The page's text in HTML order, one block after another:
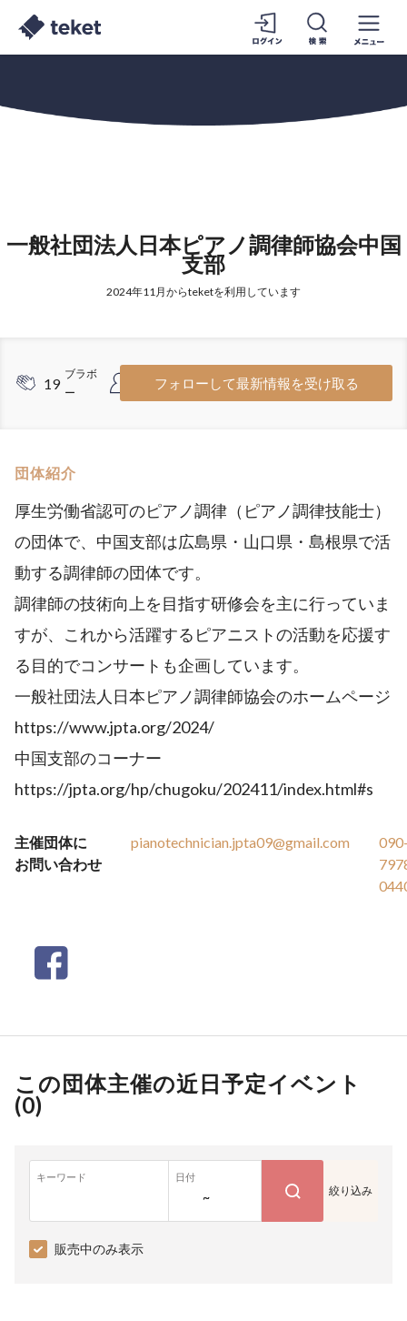
一般社団法人日本ピアノ調律師協会中国
支部
2024年11月からteketを利用しています
19
ブラボ
ー
ー
フォローして最新情報を受け取る
団体紹介
厚生労働省認可のピアノ調律（ピアノ調律技能士）
の団体で、中国支部は広島県・山口県・島根県で活
動する調律師の団体です。
調律師の技術向上を目指す研修会を主に行っていま
すが、これから活躍するピアニストの活動を応援す
る目的でコンサートも企画しています。
一般社団法人日本ピアノ調律師協会のホームページ
https://www.jpta.org/2024/
中国支部のコーナー
https://jpta.org/hp/chugoku/202411/index.html#s
主催団体に
お問い合わせ
pianotechnician.jpta09@gmail.com
この団体主催の近日予定イベント
(0)
キーワード 日付
~ 絞り込み
販売中のみ表示